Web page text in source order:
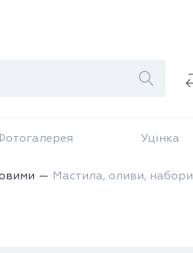
Уцінка
Мастила, оливи, набори